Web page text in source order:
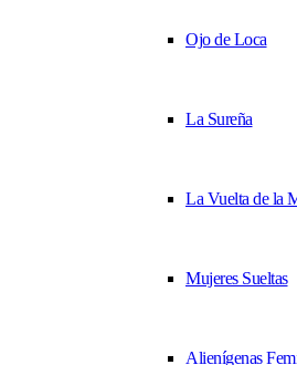
Ojo de Loca
La Sureña
La Vuelta de la
Mujeres Sueltas
Alienígenas